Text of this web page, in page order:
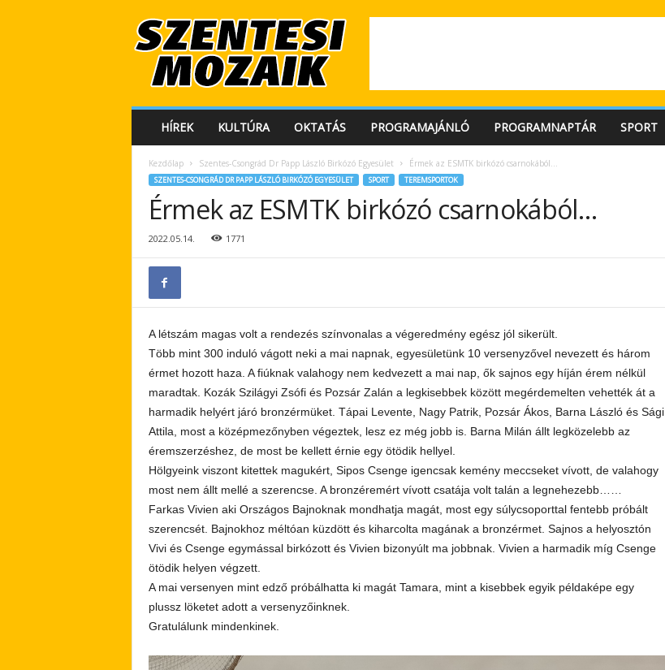
e
HÍREK KULTÚRA OKTATÁS PROGRAMAJÁNLÓ PROGRAMNAPTÁR SPORT
Kezdőlap Szentes-Csongrád Dr Papp László Birkózó Egyesület Érmek az ESMTK birkózó csarnokából…
SZENTES-CSONGRÁD DR PAPP LÁSZLÓ BIRKÓZÓ EGYESÜLET SPORT TEREMSPORTOK
Érmek az ESMTK birkózó csarnokából…
2022.05.14. 1771
A létszám magas volt a rendezés színvonalas a végeredmény egész jól sikerült.
Több mint 300 induló vágott neki a mai napnak, egyesületünk 10 versenyzővel nevezett és három
érmet hozott haza. A fiúknak valahogy nem kedvezett a mai nap, ők sajnos egy híján érem nélkül
maradtak. Kozák Szilágyi Zsófi és Pozsár Zalán a legkisebbek között megérdemelten vehették át a
harmadik helyért járó bronzérmüket. Tápai Levente, Nagy Patrik, Pozsár Ákos, Barna László és Sági
Attila, most a középmezőnyben végeztek, lesz ez még jobb is. Barna Milán állt legközelebb az
éremszerzéshez, de most be kellett érnie egy ötödik hellyel.
Hölgyeink viszont kitettek magukért, Sipos Csenge igencsak kemény meccseket vívott, de valahogy
most nem állt mellé a szerencse. A bronzéremért vívott csatája volt talán a legnehezebb……
Farkas Vivien aki Országos Bajnoknak mondhatja magát, most egy súlycsoporttal fentebb próbált
szerencsét. Bajnokhoz méltóan küzdött és kiharcolta magának a bronzérmet. Sajnos a helyosztón
Vivi és Csenge egymással birkózott és Vivien bizonyúlt ma jobbnak. Vivien a harmadik míg Csenge
ötödik helyen végzett.
A mai versenyen mint edző próbálhatta ki magát Tamara, mint a kisebbek egyik példaképe egy
plussz löketet adott a versenyzőinknek.
Gratulálunk mindenkinek.